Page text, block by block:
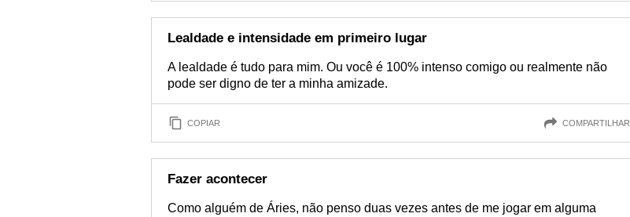
Lealdade e intensidade em primeiro lugar
A lealdade é tudo para mim. Ou você é 100% intenso comigo ou realmente não
pode ser digno de ter a minha amizade.
COPIAR COMPARTILHAR
Fazer acontecer
Como alguém de Áries, não penso duas vezes antes de me jogar em alguma